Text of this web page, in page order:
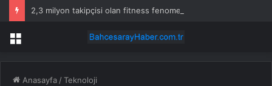
Menü
Anasayfa /Teknoloji